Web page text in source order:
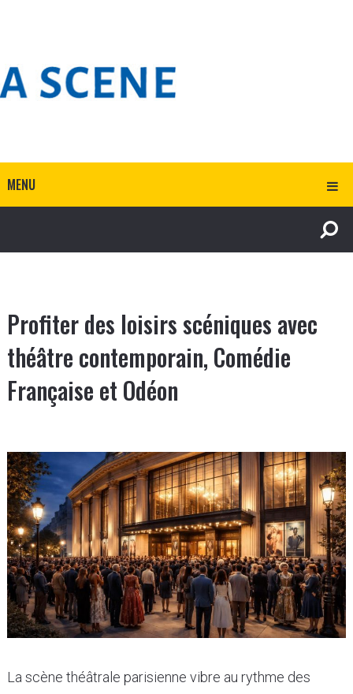
MENU
Profiter des loisirs scéniques avec
théâtre contemporain, Comédie
Française et Odéon
La scène théâtrale parisienne vibre au rythme des